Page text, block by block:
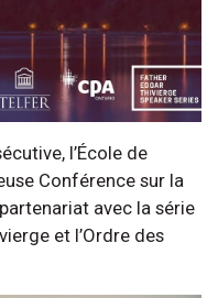
l’École de
Conférence sur la
avec la série
et l’Ordre des